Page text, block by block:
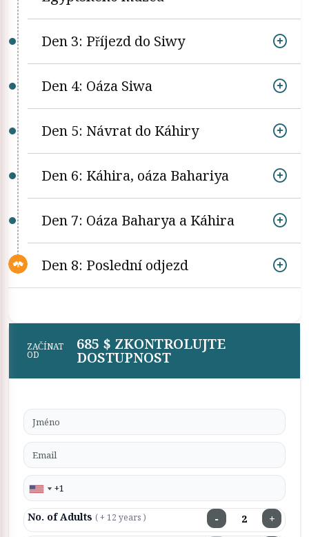
Den 3: Příjezd do Siwy
Den 4: Oáza Siwa
Den 5: Návrat do Káhiry
Den 6: Káhira, oáza Bahariya
Den 7: Oáza Baharya a Káhira
Den 8: Poslední odjezd
ZAČÍNAT
OD
685 $ ZKONTROLUJTE
DOSTUPNOST
No. of Adults ( + 12 years ) − +